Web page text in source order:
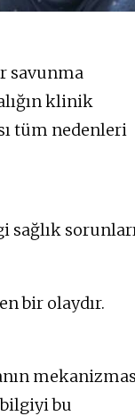
savunma
klinik
tüm nedenleri
sağlık
bir olaydır.
bu